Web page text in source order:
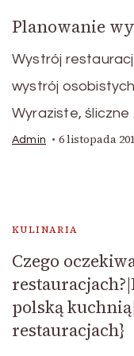
Planowanie
Wystrój
wystrój
Wyraziste, śliczne
Admin 6 listopada
KULINARIA
Czego
polską
restauracjach}